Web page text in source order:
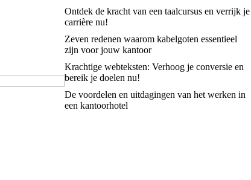
Ontdek de kracht van een taalcursus en verrijk je
carrière nu!
Zeven redenen waarom kabelgoten essentieel
zijn voor jouw kantoor
Krachtige webteksten: Verhoog je conversie en
bereik je doelen nu!
De voordelen en uitdagingen van het werken in
een kantoorhotel